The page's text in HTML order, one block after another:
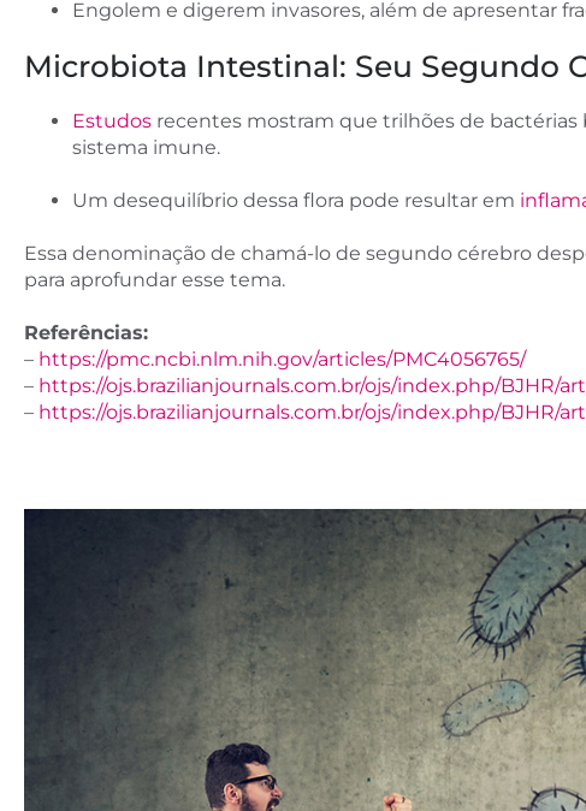
Engolem e digerem invasores, além de apresentar
Microbiota Intestinal: Seu Segundo
Estudos recentes mostram que trilhões de
sistema imune.
Um desequilíbrio dessa flora pode resultar em
Essa denominação de chamá-lo de segundo cérebro
para aprofundar esse tema.
Referências:
– https://pmc.ncbi.nlm.nih.gov/articles/PMC4056765/
– https://ojs.brazilianjournals.com.br/ojs/index.php/BJHR/
– https://ojs.brazilianjournals.com.br/ojs/index.php/BJHR/